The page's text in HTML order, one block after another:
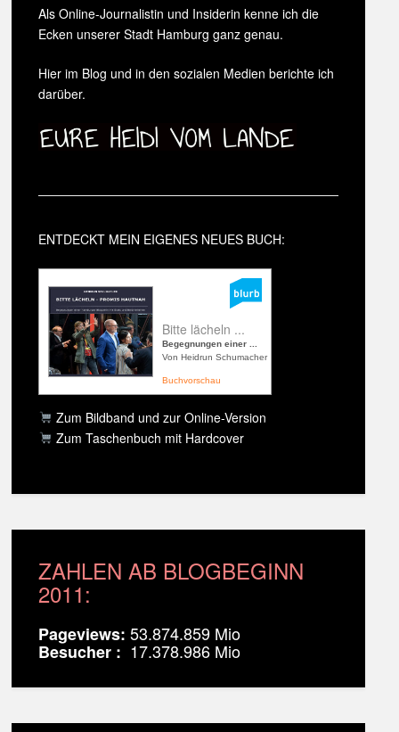
Als Online-Journalistin und Insiderin kenne ich die
Ecken unserer Stadt Hamburg ganz genau.
Hier im Blog und in den sozialen Medien berichte ich
darüber.
ENTDECKT MEIN EIGENES NEUES BUCH:
Bitte lächeln ...
Begegnungen einer ...
Von Heidrun Schumacher
Buchvorschau
Zum Bildband und zur Online-Version
Zum Taschenbuch mit Hardcover
ZAHLEN AB BLOGBEGINN
2011:
Pageviews: 53.874.859 Mio
Besucher : 17.378.986 Mio